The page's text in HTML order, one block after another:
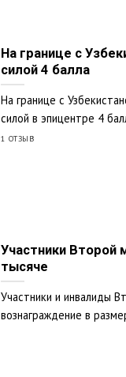
На границе с
силой 4 балла
На границе с
силой в эпицентре 4
1 ОТЗЫВ
Участники Второй
тысяче
Участники и инвалиды
вознаграждение в